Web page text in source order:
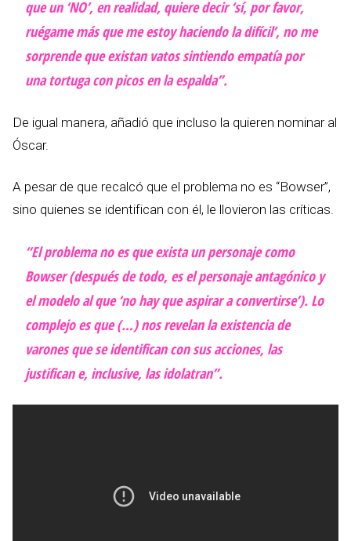
que un ‘NO’, en realidad, quiere decir ‘sí, por favor,
ruégame más que me estoy haciendo la difícil’, no me
sorprende que existan vatos sintiendo empatía por
una tortuga con picos en la espalda”.
De igual manera, añadió que incluso la quieren nominar al
Óscar.
A pesar de que recalcó que el problema no es “Bowser”,
sino quienes se identifican con él, le llovieron las críticas.
“El problema no es que exista un personaje como
Bowser (después de todo, es el personaje antagónico y
el modelo al que ‘no hay que aspirar a convertirse’). Lo
complejo es que (…) nos revelan la existencia de
varones que se identifican con sus acciones, las
justifican e, inclusive, las idolatran”.